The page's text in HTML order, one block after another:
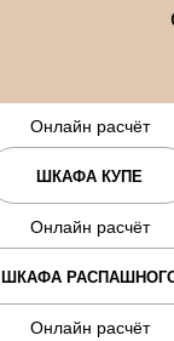
Онлайн расчёт
ШКАФА КУПЕ
Онлайн расчёт
ШКАФА
Онлайн расчёт